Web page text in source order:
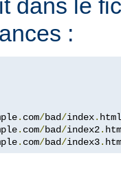
dans le
:
. com/bad/index.
. com/bad/index2.
. com/bad/index3.